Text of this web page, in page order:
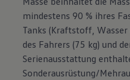
mindestens 90 % ihres
Tanks (Kraftstoff, Wasser
des Fahrers (75 kg) und
Serienausstattung
Sonderausrüstung/